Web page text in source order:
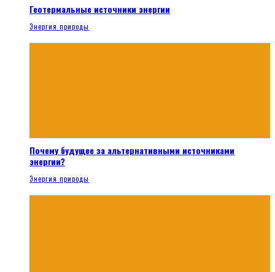
Геотермальные источники энергии
Энергия природы
Почему будущее за альтернативными источниками
энергии?
Энергия природы